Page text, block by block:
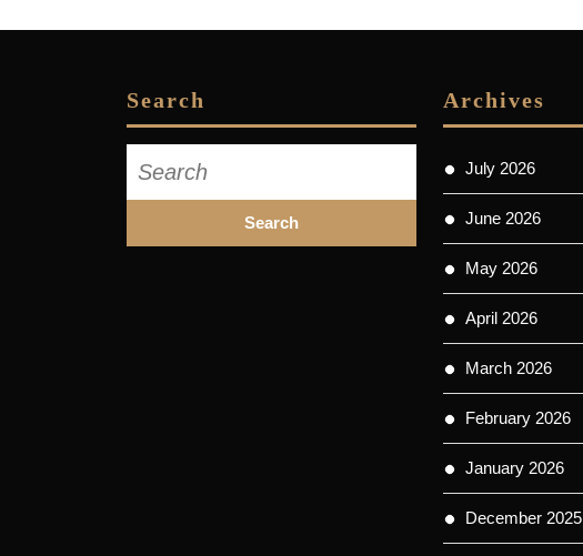
Search
for:
Archives
July 2026
June 2026
May 2026
April 2026
March 2026
February 2026
January 2026
December 2025